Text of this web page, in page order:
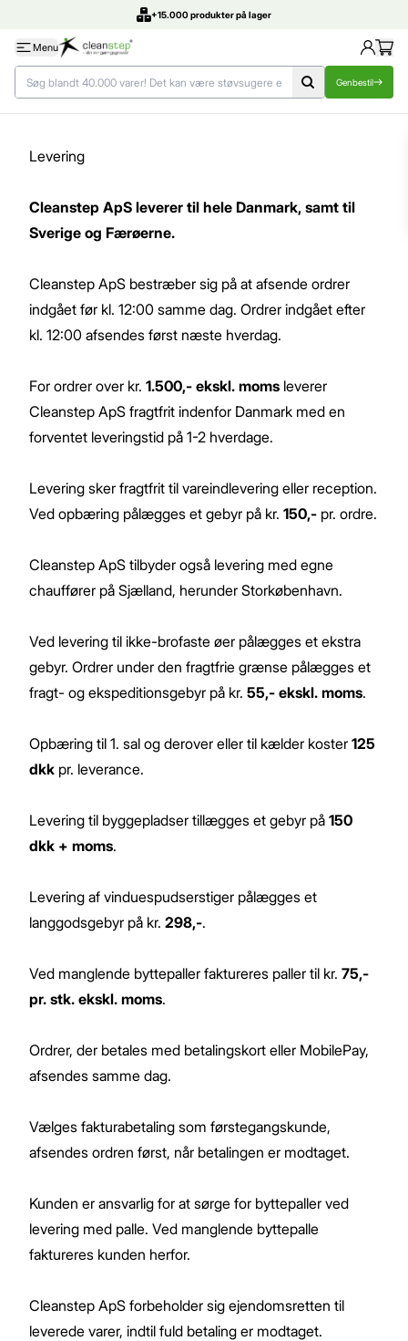
+15.000 produkter på lager
Menu
Genbestil
Levering
Cleanstep ApS leverer til hele Danmark, samt til
Sverige og Færøerne.
Cleanstep ApS bestræber sig på at afsende ordrer
indgået før kl. 12:00 samme dag. Ordrer indgået efter
kl. 12:00 afsendes først næste hverdag.
For ordrer over kr. 1.500,- ekskl. moms leverer
Cleanstep ApS fragtfrit indenfor Danmark med en
forventet leveringstid på 1-2 hverdage.
Levering sker fragtfrit til vareindlevering eller reception.
Ved opbæring pålægges et gebyr på kr. 150,- pr. ordre.
Cleanstep ApS tilbyder også levering med egne
chauffører på Sjælland, herunder Storkøbenhavn.
Ved levering til ikke-brofaste øer pålægges et ekstra
gebyr. Ordrer under den fragtfrie grænse pålægges et
fragt- og ekspeditionsgebyr på kr. 55,- ekskl. moms.
Opbæring til 1. sal og derover eller til kælder koster 125
dkk pr. leverance.
Levering til byggepladser tillægges et gebyr på 150
dkk + moms.
Levering af vinduespudserstiger pålægges et
langgodsgebyr på kr. 298,-.
Ved manglende byttepaller faktureres paller til kr. 75,-
pr. stk. ekskl. moms.
Ordrer, der betales med betalingskort eller MobilePay,
afsendes samme dag.
Vælges fakturabetaling som førstegangskunde,
afsendes ordren først, når betalingen er modtaget.
Kunden er ansvarlig for at sørge for byttepaller ved
levering med palle. Ved manglende byttepalle
faktureres kunden herfor.
Cleanstep ApS forbeholder sig ejendomsretten til
leverede varer, indtil fuld betaling er modtaget.